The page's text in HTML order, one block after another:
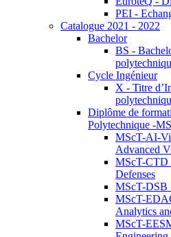
PEI -
Catalogue 2021 - 2022
Bachelor
BS -
Cycle Ingénieur
X - Titre
Diplôme de
Polytechnique -
MScT-AI-
Advanced
MScT-CTD
Defenses
MScT-DSB
MScT-
Analytics
MScT-